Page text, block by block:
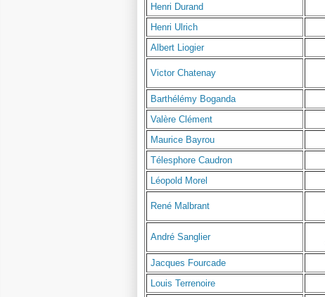
Henri Durand
Henri Ulrich
Albert Liogier
Victor Chatenay
Barthélémy Boganda
Valère Clément
Maurice Bayrou
Télesphore Caudron
Léopold Morel
René Malbrant
André Sanglier
Jacques Fourcade
Louis Terrenoire